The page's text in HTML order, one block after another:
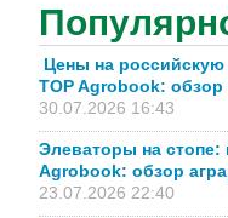
Цены на российскую
TOP Agrobook:
30.07.2026 16:43
Элеваторы на стопе:
Agrobook: обзор
23.07.2026 22:40